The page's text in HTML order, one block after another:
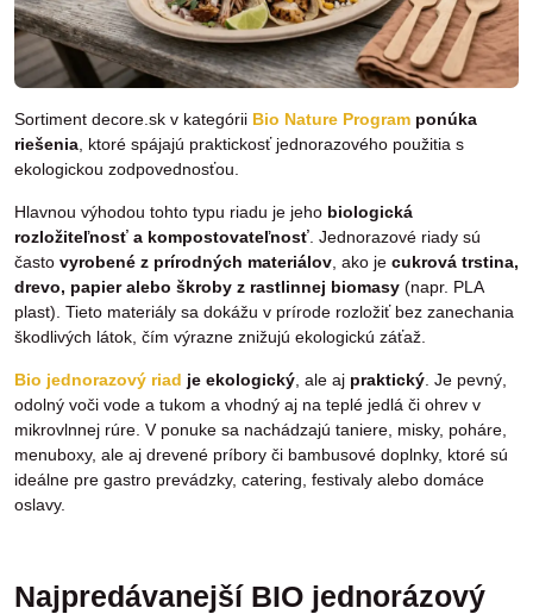
Sortiment decore.sk v kategórii Bio Nature Program ponúka
riešenia , ktoré spájajú praktickosť jednorazového použitia s
ekologickou zodpovednosťou.
Hlavnou výhodou tohto typu riadu je jeho biologická
rozložiteľnosť a kompostovateľnosť . Jednorazové riady sú
často vyrobené z prírodných materiálov , ako je cukrová trstina,
drevo, papier alebo škroby z rastlinnej biomasy (napr. PLA
plast). Tieto materiály sa dokážu v prírode rozložiť bez zanechania
škodlivých látok, čím výrazne znižujú ekologickú záťaž.
Bio jednorazový riad je ekologický , ale aj praktický . Je pevný,
odolný voči vode a tukom a vhodný aj na teplé jedlá či ohrev v
mikrovlnnej rúre. V ponuke sa nachádzajú taniere, misky, poháre,
menuboxy, ale aj drevené príbory či bambusové doplnky, ktoré sú
ideálne pre gastro prevádzky, catering, festivaly alebo domáce
oslavy.
Najpredávanejší BIO jednorázový